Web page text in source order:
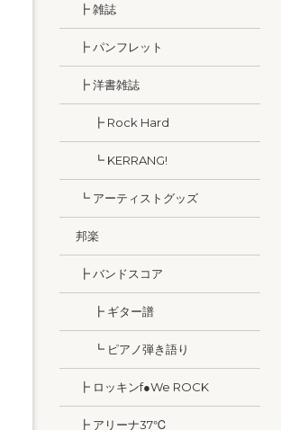
┣ 雑誌
┣ パンフレット
┣ 洋書雑誌
┣ Rock Hard
┗ KERRANG!
┗ アーティストグッズ
邦楽
┣ バンドスコア
┣ ギター譜
┗ ピアノ弾き語り
┣ ロッキンf●We ROCK
┣ アリーナ37℃